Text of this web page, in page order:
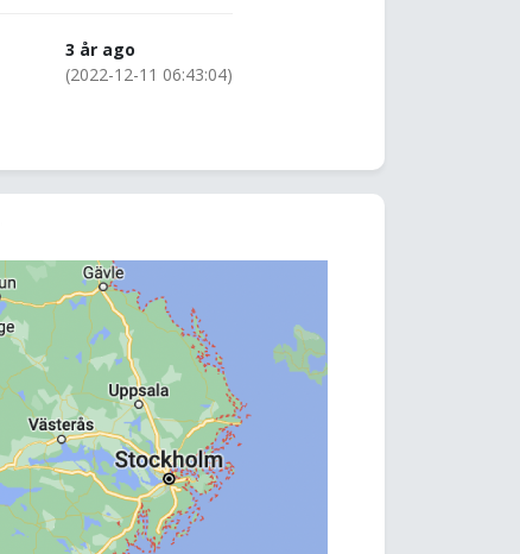
3 år ago
(2022-12-11 06:43:04)